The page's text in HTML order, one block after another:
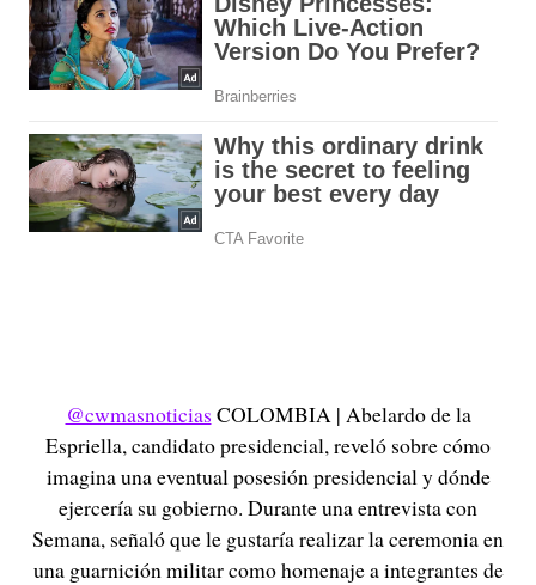
@cwmasnoticias COLOMBIA | Abelardo de la
Espriella, candidato presidencial, reveló sobre cómo
imagina una eventual posesión presidencial y dónde
ejercería su gobierno. Durante una entrevista con
Semana, señaló que le gustaría realizar la ceremonia en
una guarnición militar como homenaje a integrantes de